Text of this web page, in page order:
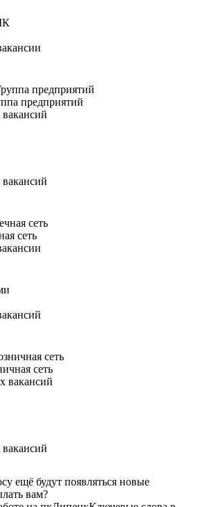
предприятий
сеть
сеть
вакансий
ещё будут появляться новые
вам?